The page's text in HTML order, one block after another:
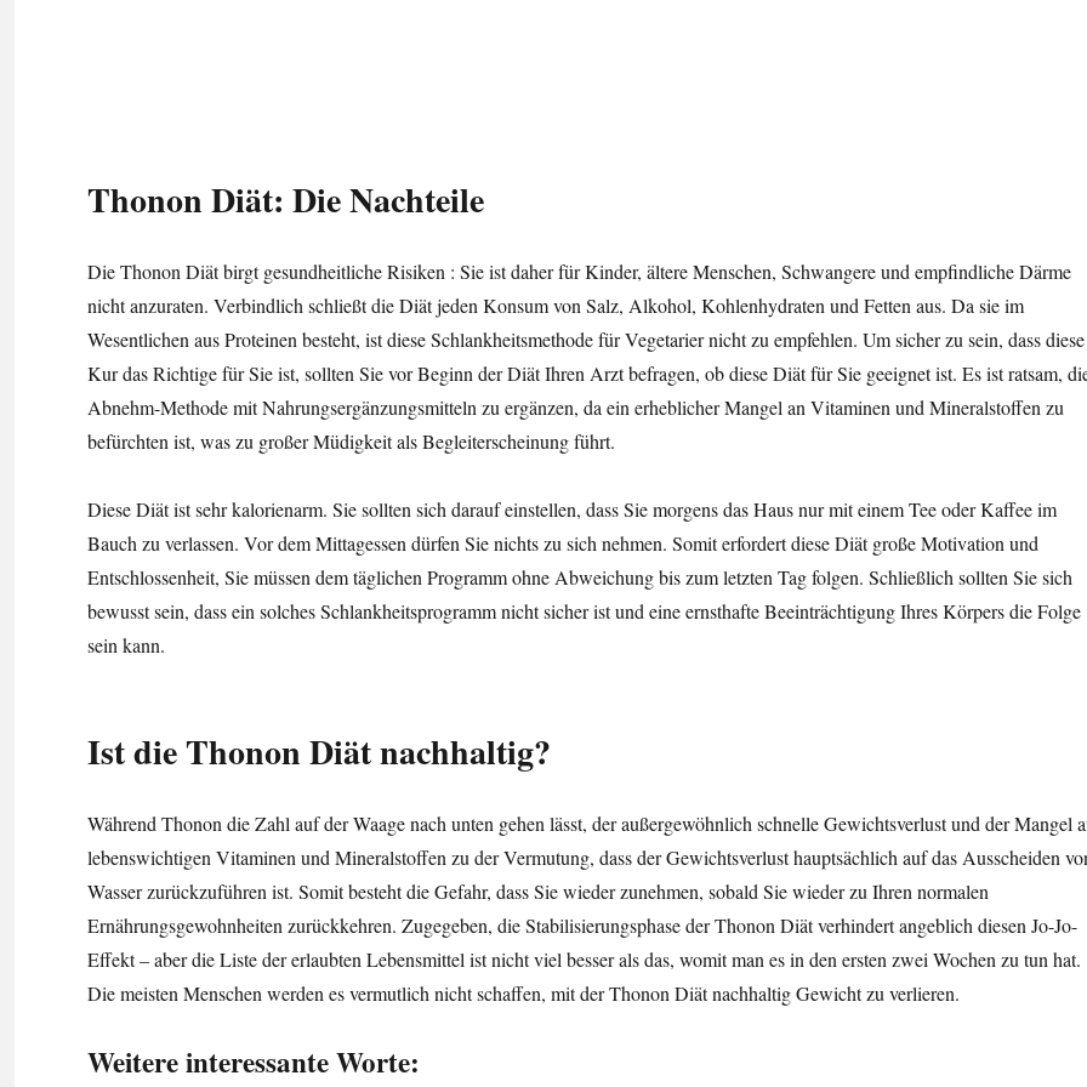
Thonon Diät: Die Nachteile
Die Thonon Diät birgt gesundheitliche Risiken : Sie ist daher für Kinder, ältere Menschen, Schwangere und empfindliche Därme
nicht anzuraten. Verbindlich schließt die Diät jeden Konsum von Salz, Alkohol, Kohlenhydraten und Fetten aus. Da sie im
Wesentlichen aus Proteinen besteht, ist diese Schlankheitsmethode für Vegetarier nicht zu empfehlen. Um sicher zu sein, dass diese
Kur das Richtige für Sie ist, sollten Sie vor Beginn der Diät Ihren Arzt befragen, ob diese Diät für Sie geeignet ist. Es ist ratsam,
Abnehm-Methode mit Nahrungsergänzungsmitteln zu ergänzen, da ein erheblicher Mangel an Vitaminen und Mineralstoffen zu
befürchten ist, was zu großer Müdigkeit als Begleiterscheinung führt.
Diese Diät ist sehr kalorienarm. Sie sollten sich darauf einstellen, dass Sie morgens das Haus nur mit einem Tee oder Kaffee im
Bauch zu verlassen. Vor dem Mittagessen dürfen Sie nichts zu sich nehmen. Somit erfordert diese Diät große Motivation und
Entschlossenheit, Sie müssen dem täglichen Programm ohne Abweichung bis zum letzten Tag folgen. Schließlich sollten Sie sich
bewusst sein, dass ein solches Schlankheitsprogramm nicht sicher ist und eine ernsthafte Beeinträchtigung Ihres Körpers die Folge
sein kann.
Ist die Thonon Diät nachhaltig?
Während Thonon die Zahl auf der Waage nach unten gehen lässt, der außergewöhnlich schnelle Gewichtsverlust und der Mangel
lebenswichtigen Vitaminen und Mineralstoffen zu der Vermutung, dass der Gewichtsverlust hauptsächlich auf das Ausscheiden
Wasser zurückzuführen ist. Somit besteht die Gefahr, dass Sie wieder zunehmen, sobald Sie wieder zu Ihren normalen
Ernährungsgewohnheiten zurückkehren. Zugegeben, die Stabilisierungsphase der Thonon Diät verhindert angeblich diesen Jo-Jo-
Effekt – aber die Liste der erlaubten Lebensmittel ist nicht viel besser als das, womit man es in den ersten zwei Wochen zu tun hat.
Die meisten Menschen werden es vermutlich nicht schaffen, mit der Thonon Diät nachhaltig Gewicht zu verlieren.
Weitere interessante Worte: